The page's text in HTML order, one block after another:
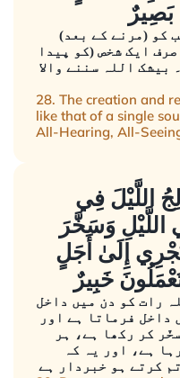
بَصِيرٌ
کو (مرنے کے بعد)
ایک شخص (کو پیدا
بیشک اللہ سننے والا
28. The creation and
like that of a single
All-Hearing, All-
اللَّيْلَ فِي
اللَّيْلِ وَسَخَّرَ
إِلَىٰ أَجَلٍ
خَبِيرٌ
رات کو دن میں داخل
داخل فرماتا ہے اور
کر رکھا ہے، ہر
ہے، اور یہ کہ
کرتے ہو خبردار ہے